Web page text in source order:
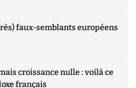
faux-semblants européens
croissance nulle : voilà ce
français